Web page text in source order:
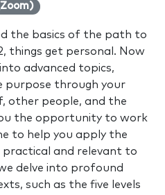
the basics of the path to
things get personal. Now
advanced topics,
purpose through your
other people, and the
the opportunity to work
to help you apply the
and relevant to
delve into profound
such as the five levels